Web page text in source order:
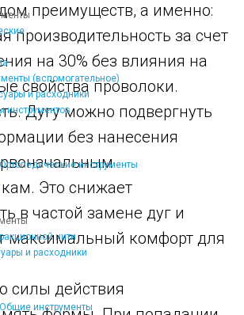
(вспомогательное)
и расходники
инструментов
Ортопедические инструменты
нити
и расходники
Общие инструменты
преимуществ, а именно:
производительность за счет
на 30% без влияния на
свойства проволоки.
Дугу можно подвергнуть
без нанесения
Это снижает
в частой замене дуг и
максимальный комфорт для
силы действия